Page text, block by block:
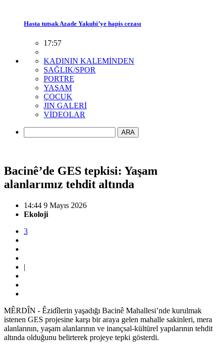
Hasta tutsak Azade Yakubi’ye hapis cezası
17:57
KADININ KALEMİNDEN
SAĞLIK/SPOR
PORTRE
YAŞAM
ÇOCUK
JIN GALERİ
VİDEOLAR
ARA
Bacinê’de GES tepkisi: Yaşam
alanlarımız tehdit altında
14:44 9 Mayıs 2026
Ekoloji
3
|
MÊRDÎN - Êzidîlerin yaşadığı Bacinê Mahallesi’nde kurulmak
istenen GES projesine karşı bir araya gelen mahalle sakinleri, mera
alanlarının, yaşam alanlarının ve inançsal-kültürel yapılarının tehdit
altında olduğunu belirterek projeye tepki gösterdi.